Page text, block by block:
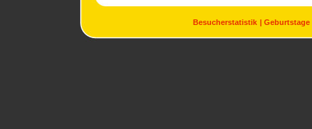
Besucherstatistik Geburtstage